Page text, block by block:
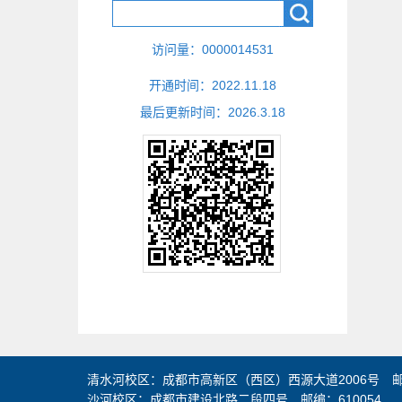
访问量： 0000014531
开通时间： 2022 11 18
最后更新时间： 2026 3 18
清水河校区：成都市高新区（西区）西源大道2006号